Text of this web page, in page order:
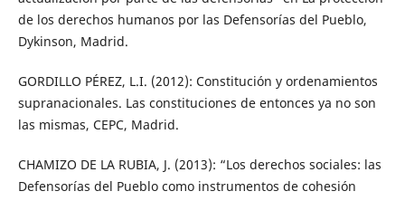
de los derechos humanos por las Defensorías del Pueblo,
Dykinson, Madrid.
GORDILLO PÉREZ, L.I. (2012): Constitución y ordenamientos
supranacionales. Las constituciones de entonces ya no son
las mismas, CEPC, Madrid.
CHAMIZO DE LA RUBIA, J. (2013): “Los derechos sociales: las
Defensorías del Pueblo como instrumentos de cohesión